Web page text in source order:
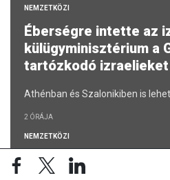
NEMZETKÖZI
Éberségre intette az
külügyminisztérium a
tartózkodó izraelieket
Athénban és Szalonikiben is
2 ÓRÁJA
NEMZETKÖZI
Tragédia New York